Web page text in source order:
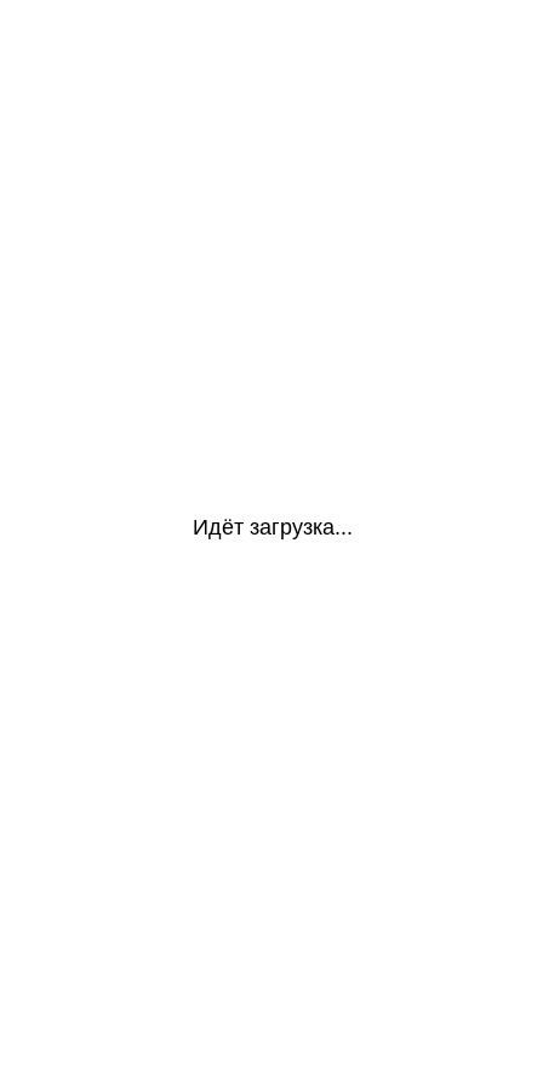
Идёт загрузка...